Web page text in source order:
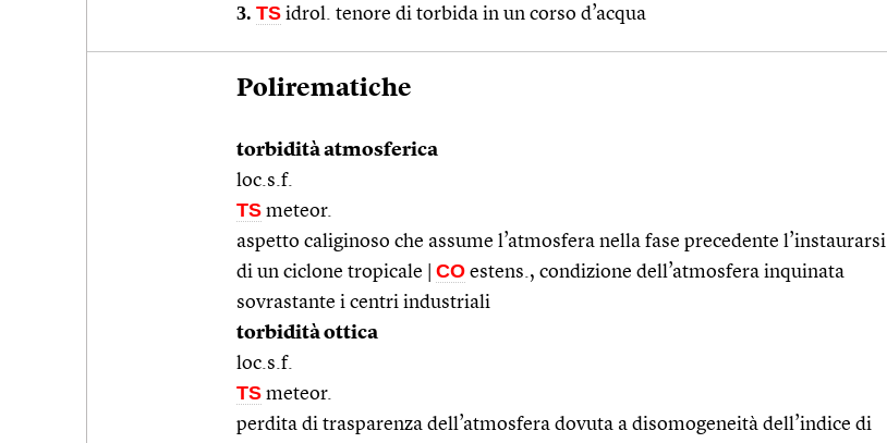
3. TS idrol. tenore di torbida in un corso d’acqua
Polirematiche
torbidità atmosferica
loc.s.f.
TS meteor.
aspetto caliginoso che assume l’atmosfera nella fase precedente l’instaurarsi
di un ciclone tropicale | CO estens., condizione dell’atmosfera inquinata
sovrastante i centri industriali
torbidità ottica
loc.s.f.
TS meteor.
perdita di trasparenza dell’atmosfera dovuta a disomogeneità dell’indice di